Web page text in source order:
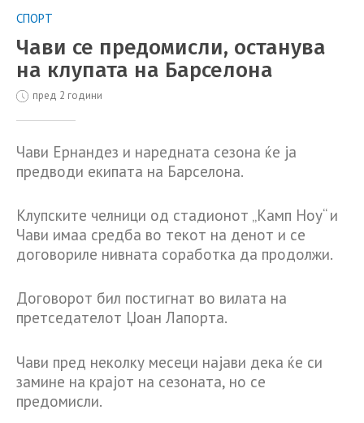
СПОРТ
Чави се предомисли, останува
на клупата на Барселона
пред 2 години
Чави Ернандез и наредната сезона ќе ја
предводи екипата на Барселона.
Клупските челници од стадионот „Камп Ноу“ и
Чави имаа средба во текот на денот и се
договориле нивната соработка да продолжи.
Договорот бил постигнат во вилата на
претседателот Џоан Лапорта.
Чави пред неколку месеци најави дека ќе си
замине на крајот на сезоната, но се
предомисли.